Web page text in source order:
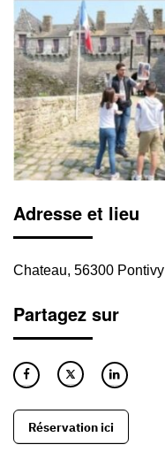
Adresse et lieu
Chateau, 56300 Pontivy
Partagez sur
Réservation ici